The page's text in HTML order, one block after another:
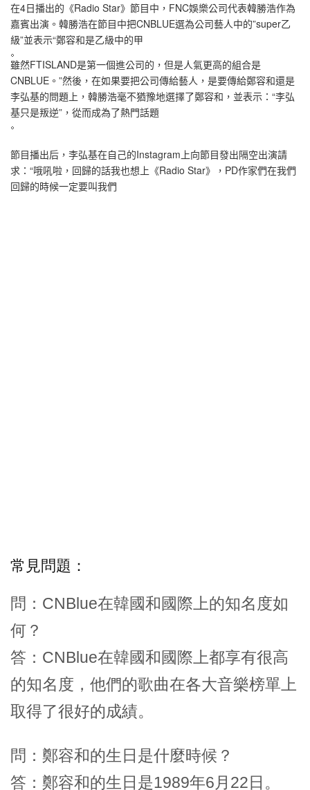
在4日播出的《Radio Star》節目中，FNC娛樂公司代表韓勝浩作為
嘉賓出演。韓勝浩在節目中把CNBLUE選為公司藝人中的”super乙
級”並表示“鄭容和是乙級中的甲
雖然FTISLAND是第一個進公司的，但是人氣更高的組合是
CNBLUE。”然後，在如果要把公司傳給藝人，是要傳給鄭容和還是
李弘基的問題上，韓勝浩毫不猶豫地選擇了鄭容和，並表示：“李弘
基只是叛逆”，從而成為了熱門話題
節目播出后，李弘基在自己的Instagram上向節目發出隔空出演請
求：“哦吼啦，回歸的話我也想上《Radio Star》，PD作家們在我們
回歸的時候一定要叫我們
常見問題：
問：CNBlue在韓國和國際上的知名度如
何？
答：CNBlue在韓國和國際上都享有很高
的知名度，他們的歌曲在各大音樂榜單上
取得了很好的成績。
問：鄭容和的生日是什麼時候？
答：鄭容和的生日是1989年6月22日。